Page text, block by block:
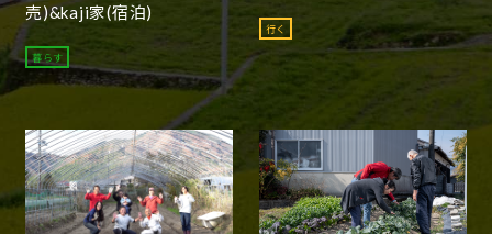
売)&kaji家(宿泊)
暮らす
行く